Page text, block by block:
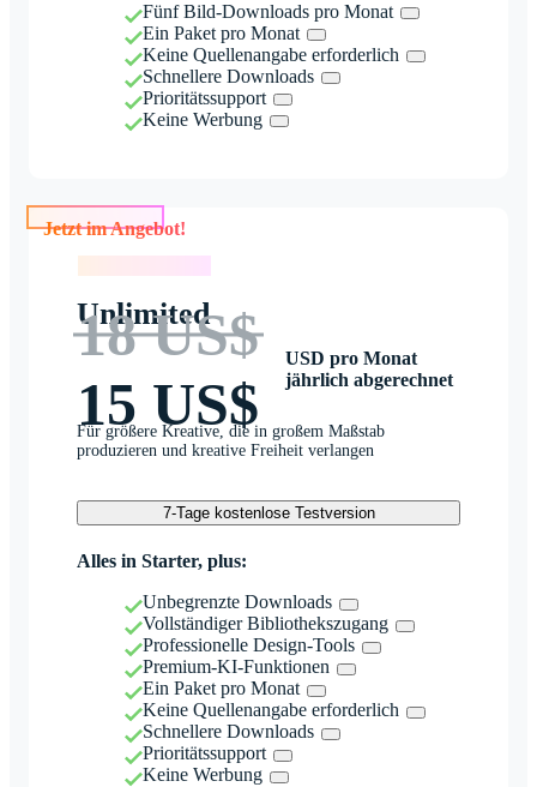
Fünf Bild-Downloads pro Monat
Ein Paket pro Monat
Keine Quellenangabe erforderlich
Schnellere Downloads
Prioritätssupport
Keine Werbung
Jetzt im Angebot!
Unlimited
18 US$
15 US$
USD pro Monat
jährlich abgerechnet
Für größere Kreative, die in großem Maßstab
produzieren und kreative Freiheit verlangen
7-Tage kostenlose Testversion
Alles in Starter, plus:
Unbegrenzte Downloads
Vollständiger Bibliothekszugang
Professionelle Design-Tools
Premium-KI-Funktionen
Ein Paket pro Monat
Keine Quellenangabe erforderlich
Schnellere Downloads
Prioritätssupport
Keine Werbung